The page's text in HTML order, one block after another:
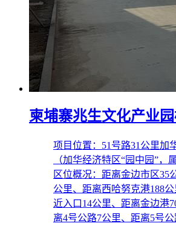
柬埔寨兆生文化产业
项目位置：51号路31公里加
（加华经济特区“园中园”，
区位概况：距离金边市区35
公里、距离西哈努克港188
近入口14公里、距离金边港
离4号公路7公里、距离5号